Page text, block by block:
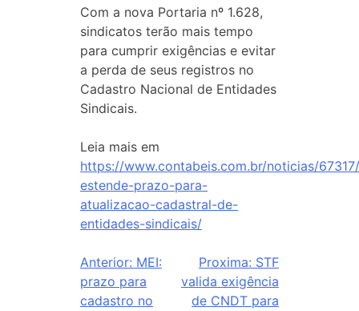
Com a nova Portaria nº 1.628,
sindicatos terão mais tempo
para cumprir exigências e evitar
a perda de seus registros no
Cadastro Nacional de Entidades
Sindicais.
Leia mais em
https://www.contabeis.com.br/noticias/
estende-prazo-para-
atualizacao-cadastral-de-
entidades-sindicais/
Anterior: MEI:
prazo para
cadastro no
Proxima: STF
valida exigência
de CNDT para